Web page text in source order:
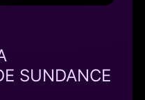
SUNDANCE